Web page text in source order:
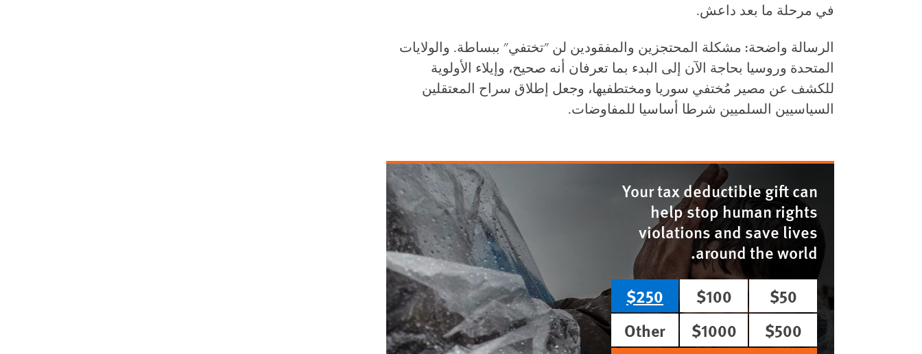
في مرحلة ما بعد داعش.
الرسالة واضحة: مشكلة المحتجزين والمفقودين لن "تختفي" ببساطة. والولايات
المتحدة وروسيا بحاجة الآن إلى البدء بما تعرفان أنه صحيح، وإيلاء الأولوية
للكشف عن مصير مُختفي سوريا ومختطفيها، وجعل إطلاق سراح المعتقلين
السياسيين السلميين شرطا أساسيا للمفاوضات.
Your tax deductible gift can
help stop human rights
violations and save lives
around the world.
$50
$100
$250
$500
$1000
Other